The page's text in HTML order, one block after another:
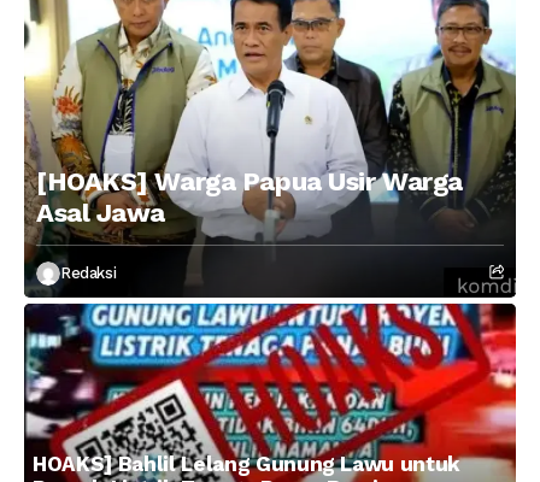
[HOAKS] Warga Papua Usir Warga
Asal Jawa
Redaksi
HOAKS] Bahlil Lelang Gunung Lawu untuk